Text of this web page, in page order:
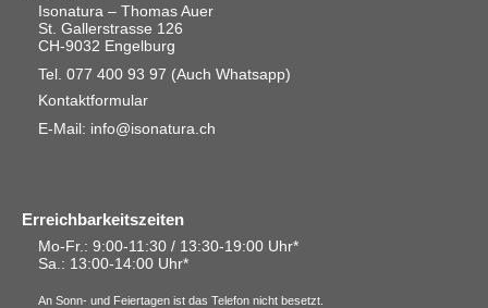
Isonatura – Thomas Auer
St. Gallerstrasse 126
CH-9032 Engelburg
Tel. 077 400 93 97 (Auch Whatsapp)
Kontaktformular
E-Mail: info@isonatura.ch
Erreichbarkeitszeiten
Mo-Fr.: 9:00-11:30 / 13:30-19:00 Uhr*
Sa. : 13:00-14:00 Uhr*
An Sonn- und Feiertagen ist das Telefon nicht besetzt.